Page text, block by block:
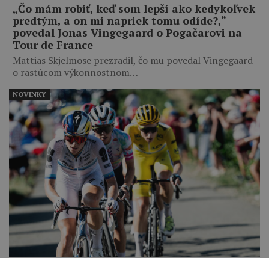
„Čo mám robiť, keď som lepší ako kedykoľvek
predtým, a on mi napriek tomu odíde?,“
povedal Jonas Vingegaard o Pogačarovi na
Tour de France
Mattias Skjelmose prezradil, čo mu povedal Vingegaard
o rastúcom výkonnostnom…
NOVINKY